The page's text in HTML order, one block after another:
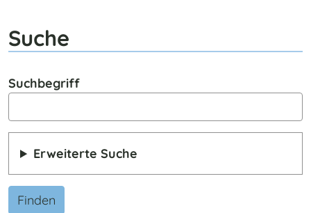
Suche
Suchbegriff
Erweiterte Suche
Finden